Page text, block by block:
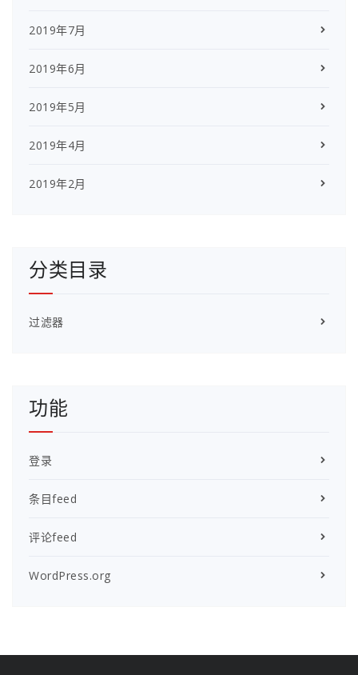
2019年7月
2019年6月
2019年5月
2019年4月
2019年2月
分类目录
过滤器
功能
登录
条目feed
评论feed
WordPress.org